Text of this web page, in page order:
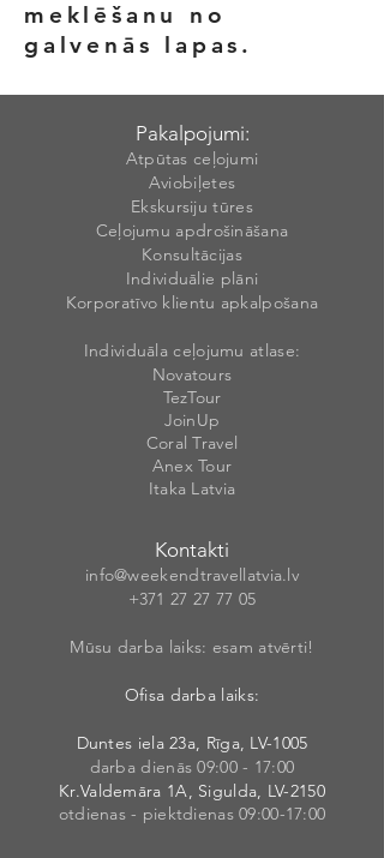
meklēšanu no
galvenās lapas.
Pakalpojumi:
Atpūtas ceļojumi
Aviobiļetes
Ekskursiju tūres
Ceļojumu apdrošināšana
Konsultācijas
Individuālie plāni
Korporatīvo klientu apkalpošana
Individuāla ceļojumu atlase:
Novatours
TezTour
JoinUp
Coral Travel
Anex Tour
Itaka Latvia
Kontakti
info@weekendtravellatvia.lv
+371 27 27 77 05
Mūsu darba laiks: esam atvērti!
Ofisa darba laiks:
Duntes iela 23a, Rīga, LV-1005
darba dienās 09:00 - 17:00
Kr.Valdemāra 1A, Sigulda, LV-2150
otdienas - piektdienas 09:00-17:00